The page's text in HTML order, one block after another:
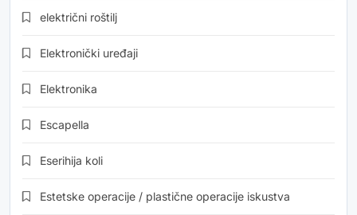
električni roštilj
Elektronički uređaji
Elektronika
Escapella
Eserihija koli
Estetske operacije / plastične operacije iskustva